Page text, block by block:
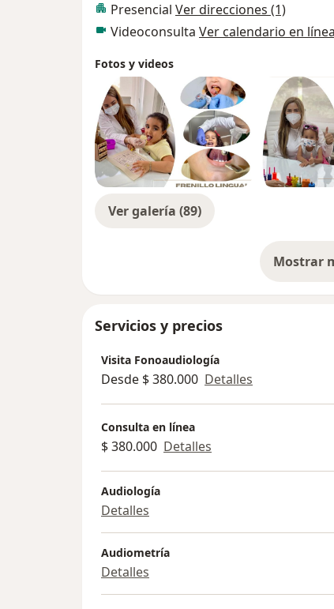
Presencial Ver direcciones (1)
Videoconsulta Ver calendario en línea
Fotos y videos
Ver galería (89)
Mostrar
Servicios y precios
Visita Fonoaudiología
Desde $ 380.000 Detalles
Consulta en línea
$ 380.000 Detalles
Audiología
Detalles
Audiometría
Detalles